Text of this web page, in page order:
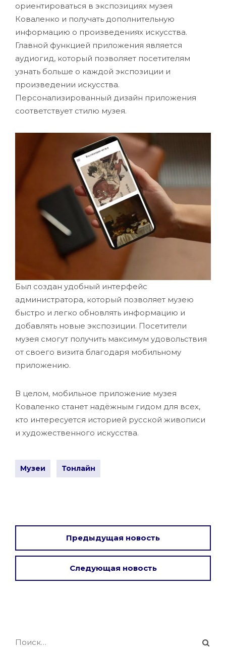
ориентироваться в экспозициях музея
Коваленко и получать дополнительную
информацию о произведениях искусства.
Главной функцией приложения является
аудиогид, который позволяет посетителям
узнать больше о каждой экспозиции и
произведении искусства.
Персонализированный дизайн приложения
соответствует стилю музея.
Был создан удобный интерфейс
администратора, который позволяет музею
быстро и легко обновлять информацию и
добавлять новые экспозиции. Посетители
музея смогут получить максимум удовольствия
от своего визита благодаря мобильному
приложению.
В целом, мобильное приложение музея
Коваленко станет надёжным гидом для всех,
кто интересуется историей русской живописи
и художественного искусства.
Музеи Тонлайн
Предыдущая новость
Следующая новость